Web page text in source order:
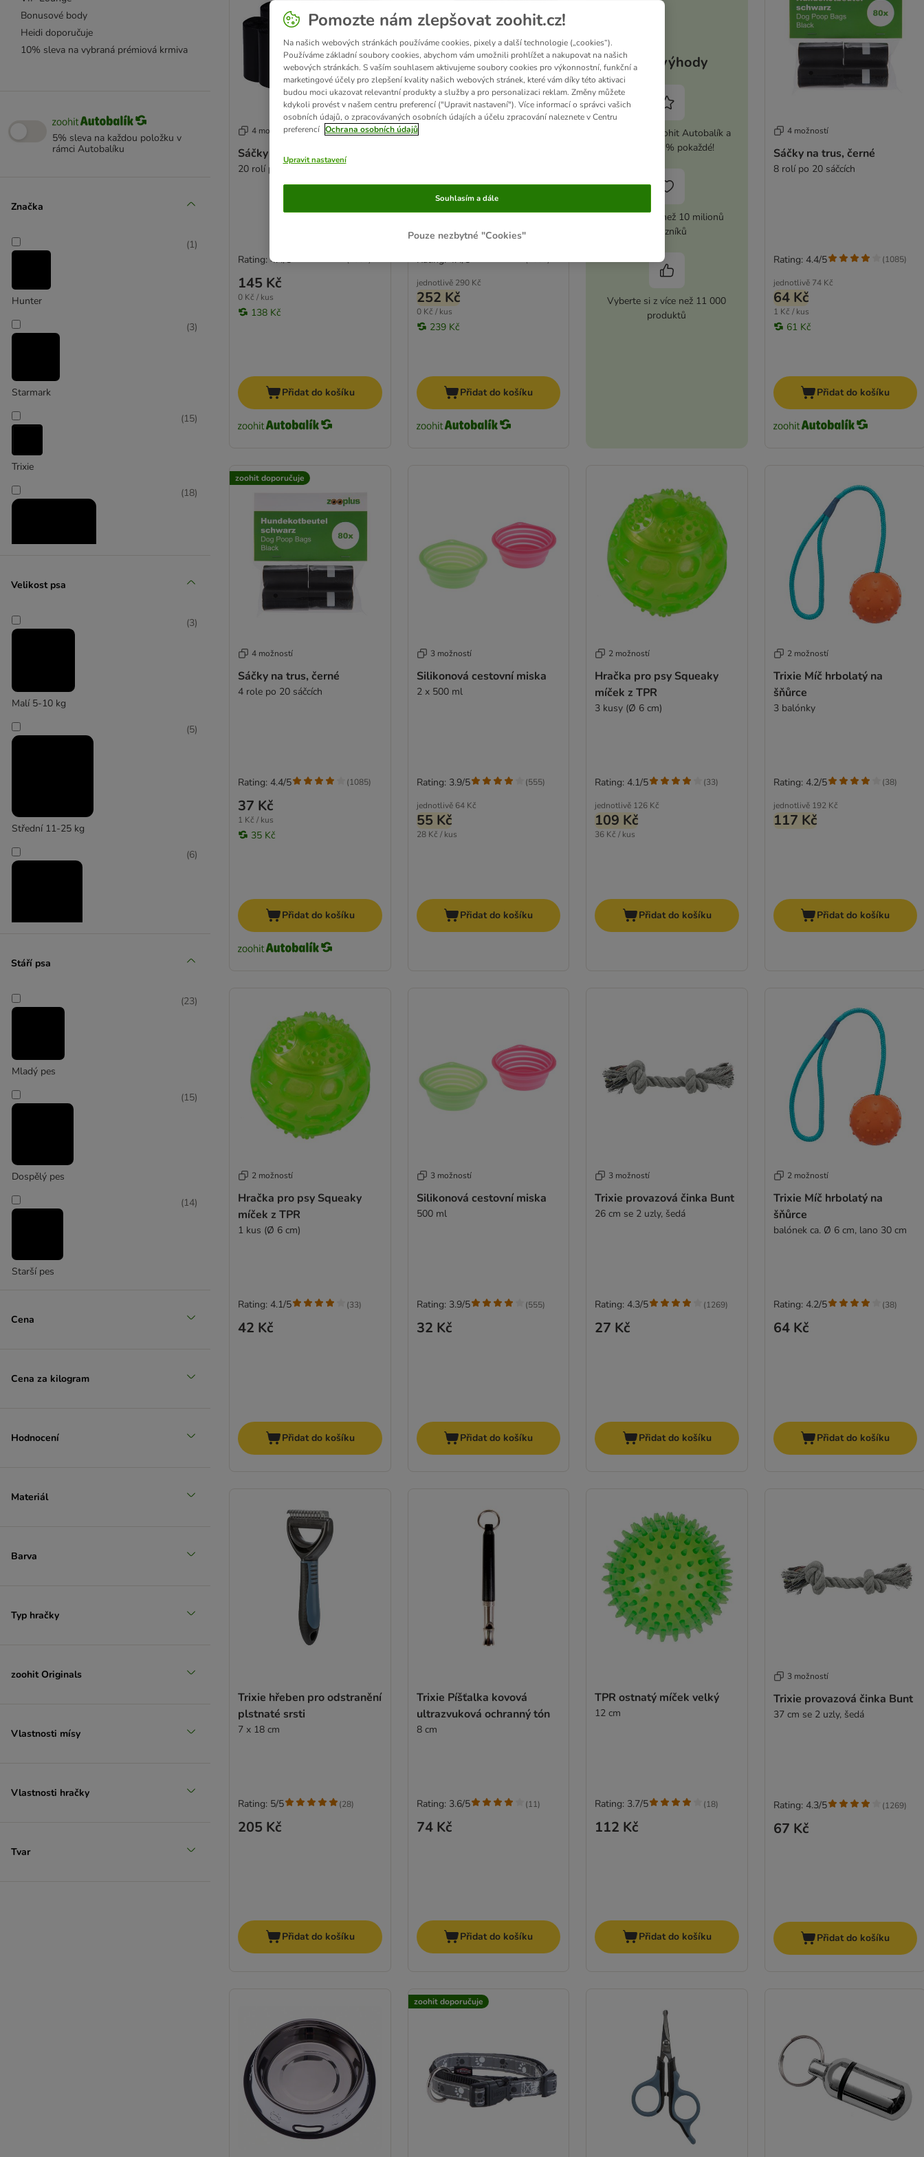
Bonusové body
Heidi doporučuje
10% sleva na vybraná prémiová krmiva
5% sleva na každou položku v
rámci Autobalíku
Značka
Hunter
(1)
Starmark
(3)
Trixie
(15)
zooplus Exclusive
(18)
Velikost psa
Malí 5-10 kg
(3)
Střední 11-25 kg
(5)
(6)
Extra velcí > 45 kg
Stáří psa
Mladý pes
(23)
Dospělý pes
(15)
Starší pes
(14)
Cena
Cena za kilogram
Hodnocení
Materiál
Barva
Typ hračky
zoohit Originals
Vlastnosti mísy
Vlastnosti hračky
Tvar
4 možností
Sáčky na trus, černé
20 rolí po 20 sáčcích
145 Kč
0 Kč / kus
138 Kč
Rating: 4.4/5 (1085)
Přidat do košíku
jednotlivě 290 Kč
252 Kč
0 Kč / kus
239 Kč
Rating: 4.4/5 (1085)
Přidat do košíku
Vaše výhody
Aktivujte si zoohit Autobalík a
ušetřete 5 % pokaždé!
Důvěra více než 10 milionů
zákazníků
Vyberte si z více než 11 000
produktů
4 možností
Sáčky na trus, černé
8 rolí po 20 sáčcích
jednotlivě 74 Kč
64 Kč
1 Kč / kus
61 Kč
Rating: 4.4/5 (1085)
Přidat do košíku
zoohit doporučuje
4 možností
Sáčky na trus, černé
4 role po 20 sáčcích
37 Kč
1 Kč / kus
35 Kč
Rating: 4.4/5 (1085)
Přidat do košíku
3 možností
Silikonová cestovní miska
2 x 500 ml
jednotlivě 64 Kč
55 Kč
28 Kč / kus
Rating: 3.9/5 (555)
Přidat do košíku
2 možností
Hračka pro psy Squeaky
míček z TPR
3 kusy (Ø 6 cm)
jednotlivě 126 Kč
109 Kč
36 Kč / kus
Rating: 4.1/5 (33)
Přidat do košíku
2 možností
Trixie Míč hrbolatý na
šňůrce
3 balónky
jednotlivě 192 Kč
117 Kč
Rating: 4.2/5 (38)
Přidat do košíku
2 možností
Hračka pro psy Squeaky
míček z TPR
1 kus (Ø 6 cm)
42 Kč
Rating: 4.1/5 (33)
Přidat do košíku
3 možností
Silikonová cestovní miska
500 ml
32 Kč
Rating: 3.9/5 (555)
Přidat do košíku
3 možností
Trixie provazová činka Bunt
26 cm se 2 uzly, šedá
27 Kč
Rating: 4.3/5 (1269)
Přidat do košíku
2 možností
Trixie Míč hrbolatý na
šňůrce
balónek ca. Ø 6 cm, lano 30 cm
64 Kč
Rating: 4.2/5 (38)
Přidat do košíku
Trixie hřeben pro odstranění
plstnaté srsti
7 x 18 cm
205 Kč
Rating: 5/5 (28)
Přidat do košíku
Trixie Píšťalka kovová
ultrazvuková ochranný tón
8 cm
74 Kč
Rating: 3.6/5 (11)
Přidat do košíku
TPR ostnatý míček velký
12 cm
112 Kč
Rating: 3.7/5 (18)
Přidat do košíku
3 možností
Trixie provazová činka Bunt
37 cm se 2 uzly, šedá
67 Kč
Rating: 4.3/5 (1269)
Přidat do košíku
zoohit doporučuje
Pomozte nám zlepšovat zoohit.cz!
Na našich webových stránkách používáme cookies, pixely a další technologie („cookies“).
Používáme základní soubory cookies, abychom vám umožnili prohlížet a nakupovat na našich
webových stránkách. S vaším souhlasem aktivujeme soubory cookies pro výkonnostní, funkční a
marketingové účely pro zlepšení kvality našich webových stránek, které vám díky této aktivaci
budou moci ukazovat relevantní produkty a služby a pro personalizaci reklam. Změny můžete
kdykoli provést v našem centru preferencí ("Upravit nastavení"). Více informací o správci vašich
osobních údajů, o zpracovávaných osobních údajích a účelu zpracování naleznete v Centru
preferencí Ochrana osobních údajů
Upravit nastavení
Pouze nezbytné "Cookies"
Souhlasím a dále